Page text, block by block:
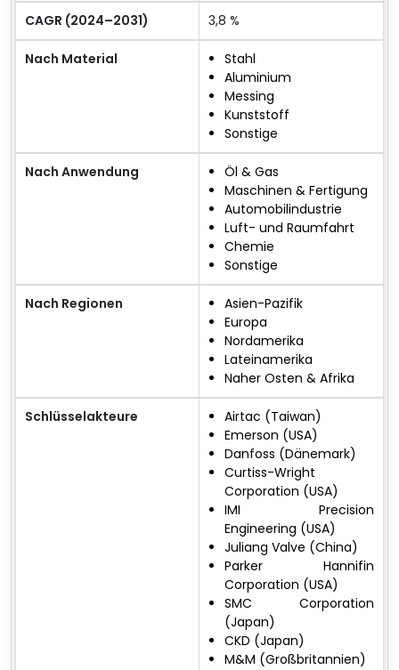
CAGR (2024–2031) 3,8 %
Nach Material
Stahl
Aluminium
Messing
Kunststoff
Sonstige
Nach Anwendung
Öl & Gas
Maschinen & Fertigung
Automobilindustrie
Luft- und Raumfahrt
Chemie
Sonstige
Nach Regionen
Asien-Pazifik
Europa
Nordamerika
Lateinamerika
Naher Osten & Afrika
Schlüsselakteure
Airtac (Taiwan)
Emerson (USA)
Danfoss (Dänemark)
Curtiss-Wright
Corporation (USA)
IMI Precision
Engineering (USA)
Juliang Valve (China)
Parker Hannifin
Corporation (USA)
SMC Corporation
(Japan)
CKD (Japan)
M&M (Großbritannien)